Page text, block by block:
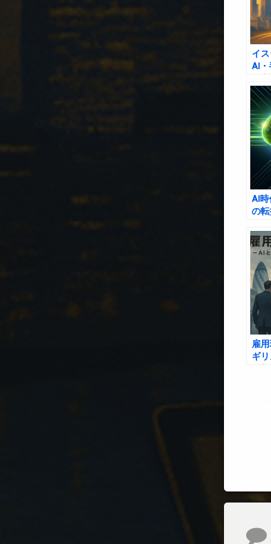
イ
AI・
及
ッ
AI時
の
雇
ギ
コ